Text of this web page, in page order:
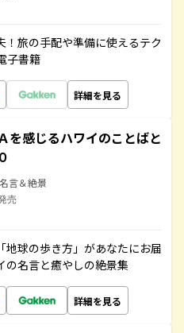
旅の手配や準備に使えるテク
子書籍
詳細を見る
を感じるハワイのことばと
言＆絶景
売
球の歩き方」があなたにお届
の名言と癒やしの絶景集
詳細を見る